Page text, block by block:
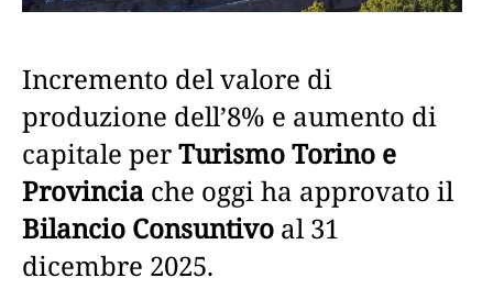
Incremento del valore di
produzione dell’8% e aumento di
capitale perTurismo Torino e
Provincia che oggi ha approvato il
Bilancio Consuntivo al 31
dicembre 2025.